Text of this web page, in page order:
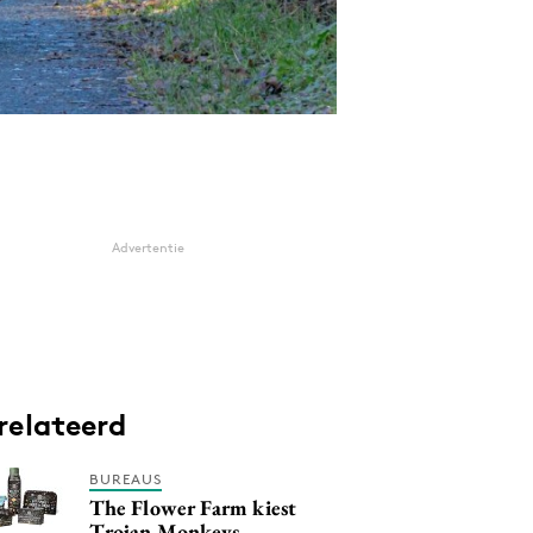
Advertentie
BUREAUS
The Flower Farm kiest